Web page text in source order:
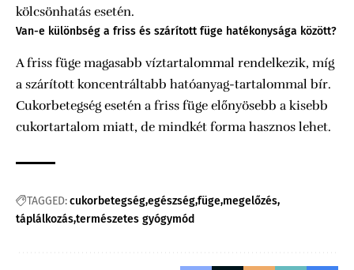
kölcsönhatás esetén.
Van-e különbség a friss és szárított füge hatékonysága között?
A friss füge magasabb víztartalommal rendelkezik, míg
a szárított koncentráltabb hatóanyag-tartalommal bír.
Cukorbetegség esetén a friss füge előnyösebb a kisebb
cukortartalom miatt, de mindkét forma hasznos lehet.
TAGGED:cukorbetegségegészségfüge megelőzés
táplálkozástermészetes gyógymód